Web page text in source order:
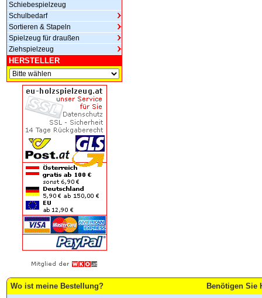
Schiebespielzeug
Schulbedarf
Sortieren & Stapeln
Spielzeug für draußen
Ziehspielzeug
HERSTELLER
Wo ist meine Bestellung? Benötigen Sie